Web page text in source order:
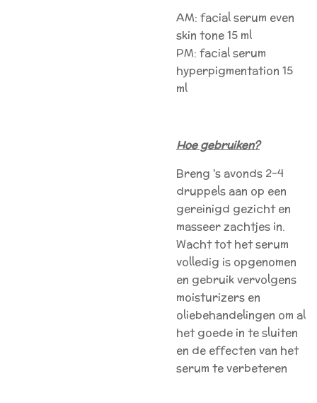
AM: facial serum even
skin tone 15 ml
PM: facial serum
hyperpigmentation 15
ml
Hoe gebruiken?
Breng 's avonds 2-4
druppels aan op een
gereinigd gezicht en
masseer zachtjes in.
Wacht tot het serum
volledig is opgenomen
en gebruik vervolgens
moisturizers en
oliebehandelingen om al
het goede in te sluiten
en de effecten van het
serum te verbeteren